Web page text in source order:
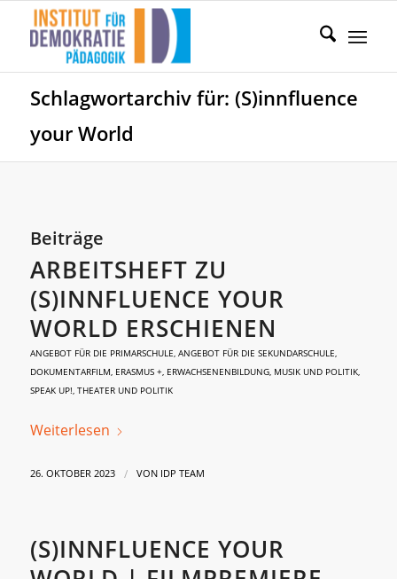
Schlagwortarchiv für: (S)innfluence
your World
Beiträge
ARBEITSHEFT ZU
(S)INNFLUENCE YOUR
WORLD ERSCHIENEN
ANGEBOT FÜR DIE PRIMARSCHULE, ANGEBOT FÜR DIE SEKUNDARSCHULE,
DOKUMENTARFILM, ERASMUS +, ERWACHSENENBILDUNG, MUSIK UND POLITIK,
SPEAK UP!, THEATER UND POLITIK
Weiterlesen
26. OKTOBER 2023 / VON IDP TEAM
(S)INNFLUENCE YOUR